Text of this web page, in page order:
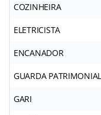
COZINHEIRA
ELETRICISTA
ENCANADOR
GUARDA PATRIMONIAL
GARI